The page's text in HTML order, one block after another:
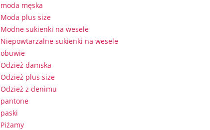
moda męska
Moda plus size
Modne sukienki na wesele
Niepowtarzalne sukienki na wesele
obuwie
Odzież damska
Odzież plus size
Odzież z denimu
pantone
paski
Piżamy